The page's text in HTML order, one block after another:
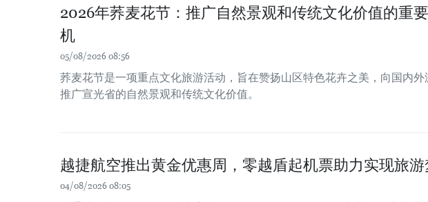
2026年荞麦花节：推广自然景观和传统文化价值的重
机
05/08/2026 08:56
荞麦花节是一项重点文化旅游活动，旨在赞扬山区特色花卉之美，向国内外
推广宣光省的自然景观和传统文化价值。
越捷航空推出黄金优惠周，零越盾起机票助力实现旅游
04/08/2026 08:05